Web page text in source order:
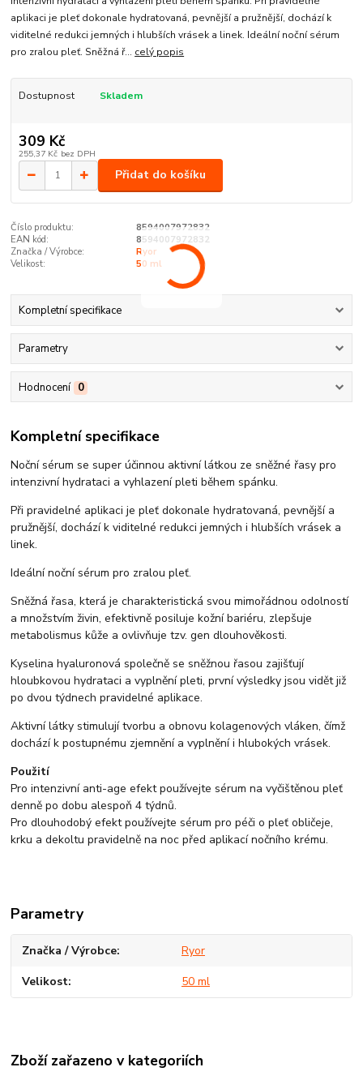
aplikaci je pleť dokonale hydratovaná, pevnější a pružnější, dochází k
viditelné redukci jemných i hlubších vrásek a linek. Ideální noční sérum
pro zralou pleť. Sněžná ř... celý popis
Dostupnost Skladem
309 Kč
255,37 Kč bez DPH
Přidat do košíku
Číslo produktu:
8594007972832
EAN kód:
8594007972832
Značka / Výrobce:
Ryor
Velikost:
50 ml
Kompletní specifikace
Parametry
Hodnocení 0
Kompletní specifikace
Noční sérum se super účinnou aktivní látkou ze sněžné řasy pro
intenzivní hydrataci a vyhlazení pleti během spánku.
Při pravidelné aplikaci je pleť dokonale hydratovaná, pevnější a
pružnější, dochází k viditelné redukci jemných i hlubších vrásek a
linek.
Ideální noční sérum pro zralou pleť.
Sněžná řasa, která je charakteristická svou mimořádnou odolností
a množstvím živin, efektivně posiluje kožní bariéru, zlepšuje
metabolismus kůže a ovlivňuje tzv. gen dlouhověkosti.
Kyselina hyaluronová společně se sněžnou řasou zajišťují
hloubkovou hydrataci a vyplnění pleti, první výsledky jsou vidět již
po dvou týdnech pravidelné aplikace.
Aktivní látky stimulují tvorbu a obnovu kolagenových vláken, čímž
dochází k postupnému zjemnění a vyplnění i hlubokých vrásek.
Použití
Pro intenzivní anti-age efekt používejte sérum na vyčištěnou pleť
denně po dobu alespoň 4 týdnů.
Pro dlouhodobý efekt používejte sérum pro péči o pleť obličeje,
krku a dekoltu pravidelně na noc před aplikací nočního krému.
Parametry
Značka / Výrobce Ryor
Velikost 50 ml
Zboží zařazeno v kategoriích